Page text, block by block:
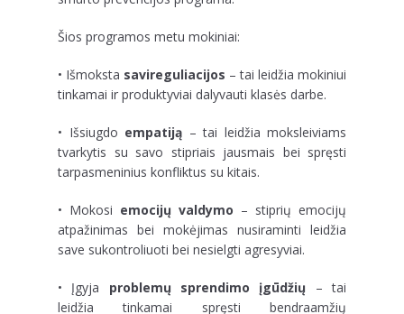
Šios programos metu mokiniai:
• Išmoksta savireguliacijos – tai leidžia mokiniui
tinkamai ir produktyviai dalyvauti klasės darbe.
• Išsiugdo empatiją – tai leidžia moksleiviams
tvarkytis su savo stipriais jausmais bei spręsti
tarpasmeninius konfliktus su kitais.
• Mokosi emocijų valdymo – stiprių emocijų
atpažinimas bei mokėjimas nusiraminti leidžia
save sukontroliuoti bei nesielgti agresyviai.
• Įgyja problemų sprendimo įgūdžių – tai
leidžia tinkamai spręsti bendraamžių